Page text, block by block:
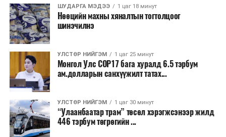
2026 оны наймдугаар сарын 11-нийг хүртэлх
цаг агаарын урьдчилсан төлөв
Наймдугаар сарын 7-нд баруун болон төвийн
аймгуудын нутгийн хойд хэсгээр, 8-нд баруун
аймгуудын нутгийн хойд хэсэг, төвийн
аймгуудын нутгийн зарим газраар, 9-нд баруун
аймгуудын нутгийн зүүн, говийн аймгуудын
нутгийн хойд, зүүн аймгуудын нутгийн баруун
хэсэг, төвийн аймгуудын ихэнх нутгаар, 10-нд
төв, зүүн, говийн аймгуудын ихэнх нутгаар
ШУДАРГА МЭДЭЭ 1 цаг 18 минут
Нөөцийн махны хяналтын тогтолцоог
шинэчилнэ
УЛСТӨР НИЙГЭМ 1 цаг 25 минут
Монгол Улс COP17 бага хуралд 6.5 тэрбум
ам.долларын санхүүжилт татах...
УЛСТӨР НИЙГЭМ 1 цаг 30 минут
“Улаанбаатар трам” төсөл хэрэгжсэнээр жилд
446 тэрбум төгрөгийн ...